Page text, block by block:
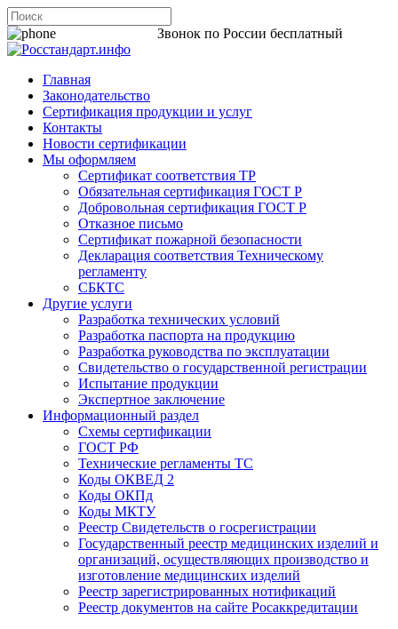
Звонок по России бесплатный
Главная
Законодательство
Сертификация продукции и услуг
Контакты
Новости сертификации
Мы оформляем
Сертификат соответствия ТР
Обязательная сертификация ГОСТ Р
Добровольная сертификация ГОСТ Р
Отказное письмо
Сертификат пожарной безопасности
Декларация соответствия Техническому
регламенту
СБКТС
Другие услуги
Разработка технических условий
Разработка паспорта на продукцию
Разработка руководства по эксплуатации
Свидетельство о государственной регистрации
Испытание продукции
Экспертное заключение
Информационный раздел
Схемы сертификации
ГОСТ РФ
Технические регламенты ТС
Коды ОКВЕД 2
Коды ОКПд
Коды МКТУ
Реестр Свидетельств о госрегистрации
Государственный реестр медицинских изделий и
организаций, осуществляющих производство и
изготовление медицинских изделий
Реестр зарегистрированных нотификаций
Реестр документов на сайте Росаккредитации